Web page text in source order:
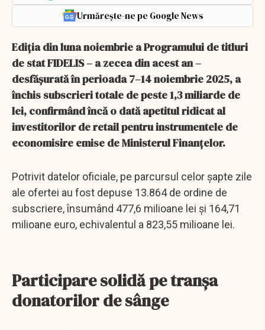
Urmărește-ne pe Google News
Ediția din luna noiembrie a Programului de titluri
de stat FIDELIS – a zecea din acest an –
desfășurată în perioada 7–14 noiembrie 2025, a
închis subscrieri totale de peste 1,3 miliarde de
lei, confirmând încă o dată apetitul ridicat al
investitorilor de retail pentru instrumentele de
economisire emise de Ministerul Finanțelor.
Potrivit datelor oficiale, pe parcursul celor șapte zile
ale ofertei au fost depuse 13.864 de ordine de
subscriere, însumând 477,6 milioane lei și 164,71
milioane euro, echivalentul a 823,55 milioane lei.
Participare solidă pe tranșa
donatorilor de sânge